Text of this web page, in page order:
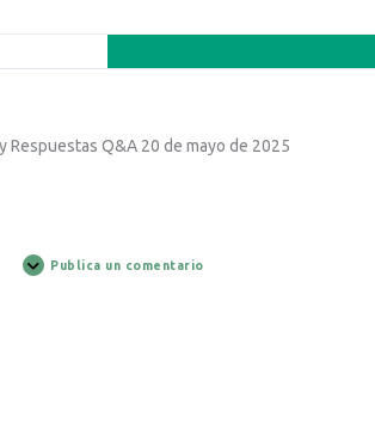
Respuestas Q&A 20 de mayo de 2025
Publica un comentario